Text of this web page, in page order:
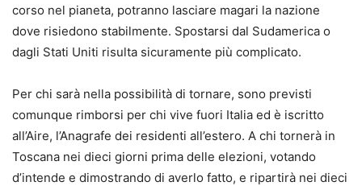
corso nel pianeta, potranno lasciare magari la nazione
dove risiedono stabilmente. Spostarsi dal Sudamerica o
dagli Stati Uniti risulta sicuramente più complicato.
Per chi sarà nella possibilità di tornare, sono previsti
comunque rimborsi per chi vive fuori Italia ed è iscritto
all’Aire, l’Anagrafe dei residenti all’estero. A chi tornerà in
Toscana nei dieci giorni prima delle elezioni, votando
d’intende e dimostrando di averlo fatto, e ripartirà nei dieci